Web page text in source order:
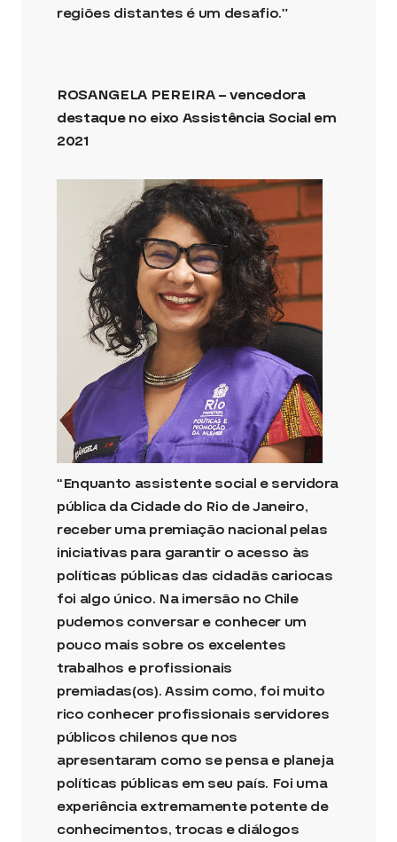
regiões distantes é um desafio.”
ROSANGELA PEREIRA – vencedora
destaque no eixo Assistência Social em
2021
“Enquanto assistente social e servidora
pública da Cidade do Rio de Janeiro,
receber uma premiação nacional pelas
iniciativas para garantir o acesso às
políticas públicas das cidadãs cariocas
foi algo único. Na imersão no Chile
pudemos conversar e conhecer um
pouco mais sobre os excelentes
trabalhos e profissionais
premiadas(os). Assim como, foi muito
rico conhecer profissionais servidores
públicos chilenos que nos
apresentaram como se pensa e planeja
políticas públicas em seu país. Foi uma
experiência extremamente potente de
conhecimentos, trocas e diálogos